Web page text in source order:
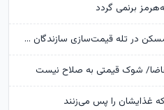
برنمی گردد
قیمت ملک در دور باطل؛ بازار مسکن در تله قیمت‌سازی سازندگان خرد
تقاضا/ شوک قیمتی به صلاح نیست
که غذایشان را پس می‌زنند